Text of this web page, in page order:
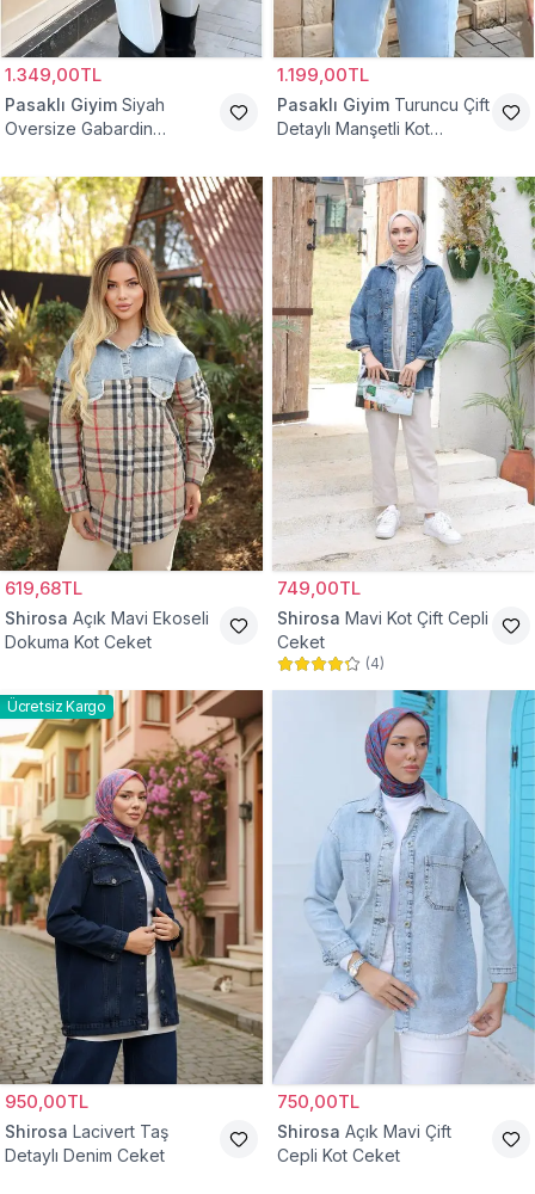
1.349,00TL
Pasaklı Giyim Siyah
Oversize Gabardin
1.199,00TL
Pasaklı Giyim Turuncu Çift
Detaylı Manşetli Kot
619,68TL
Shirosa Açık Mavi Ekoseli
Dokuma Kot Ceket
749,00TL
Shirosa Mavi Kot Çift Cepli
Ceket
(4)
Ücretsiz Kargo
950,00TL
Shirosa Lacivert Taş
Detaylı Denim Ceket
750,00TL
Shirosa Açık Mavi Çift
Cepli Kot Ceket